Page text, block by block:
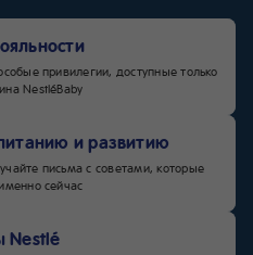
привилегии, доступные только
NestléBaby
и развитию
письма с советами, которые
сейчас
Nestlé